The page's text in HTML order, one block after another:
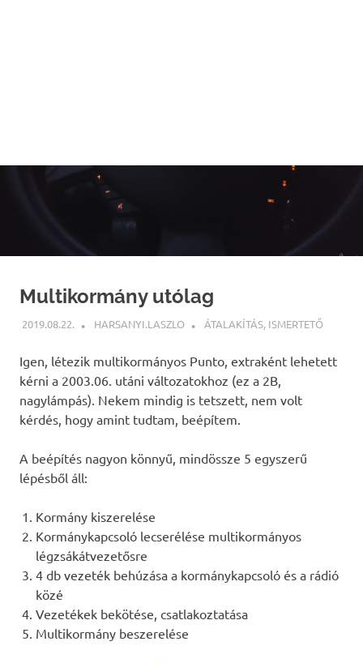
Multikormány utólag
2019.08.22. HARSANYI.LASZLO ÁTALAKÍTÁS, ISMERTETŐ
Igen, létezik multikormányos Punto, extraként lehetett
kérni a 2003.06. utáni változatokhoz (ez a 2B,
nagylámpás). Nekem mindig is tetszett, nem volt
kérdés, hogy amint tudtam, beépítem.
A beépítés nagyon könnyű, mindössze 5 egyszerű
lépésből áll:
Kormány kiszerelése
Kormánykapcsoló lecserélése multikormányos
légzsákátvezetősre
4 db vezeték behúzása a kormánykapcsoló és a rádió
közé
Vezetékek bekötése, csatlakoztatása
Multikormány beszerelése